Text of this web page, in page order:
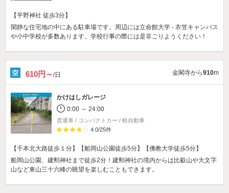
【平野神社 徒歩3分】
閑静な住宅地の中にある駐車場です。周辺には立命館大学 - 衣笠キャンパス
や小中学校が多数あります。学校行事の際には是非ごりようください！
610円～/日 金閣寺から910m
かけはしガレージ
0:00 ～ 24:00
普通車 / コンパクトカー / 軽自動車
4.0/25件
【千本北大路徒歩１分】【船岡山公園徒歩5分】【佛教大学徒歩5分】
船岡山公園、建勲神社まで徒歩2分！建勲神社の境内からは比叡山や大文字
山など東山三十六峰の眺望を楽しむこともできます。